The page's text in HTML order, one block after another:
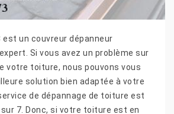
est un couvreur dépanneur
Si vous avez un problème sur
votre toiture, nous pouvons vous
solution bien adaptée à votre
de dépannage de toiture est
7. Donc, si votre toiture est en